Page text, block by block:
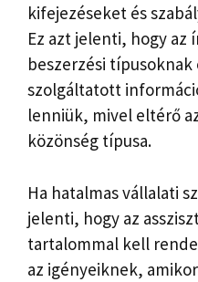
kifejezéseket és
Ez azt jelenti, hogy az
beszerzési típusoknak
szolgáltatott
lenniük, mivel eltérő
közönség típusa.
Ha hatalmas vállalati
jelenti, hogy az
tartalommal kell
az igényeiknek,